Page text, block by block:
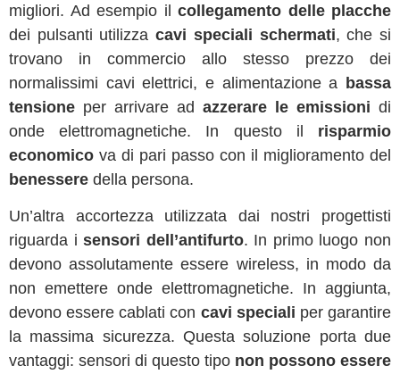
migliori. Ad esempio il collegamento delle placche
dei pulsanti utilizzacavi speciali schermati, che si
trovano in commercio allo stesso prezzo dei
normalissimi cavi elettrici, e alimentazione a bassa
tensione per arrivare ad azzerare le emissioni di
onde elettromagnetiche. In questo il risparmio
economico va di pari passo con il miglioramento del
benessere della persona.
Un’altra accortezza utilizzata dai nostri progettisti
riguarda isensori dell’antifurto. In primo luogo non
devono assolutamente essere wireless, in modo da
non emettere onde elettromagnetiche. In aggiunta,
devono essere cablati con cavi speciali per garantire
la massima sicurezza. Questa soluzione porta due
vantaggi: sensori di questo tipo non possono essere